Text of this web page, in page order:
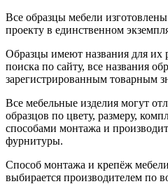
Все образцы мебели
проекту в единственном
Образцы имеют названия для их
поиска по сайту, все названия
зарегистрированным товарным
Все мебельные изделия могут
образцов по цвету, размеру,
способами монтажа и
фурнитуры.
Способ монтажа и крепёж
выбирается производителем по